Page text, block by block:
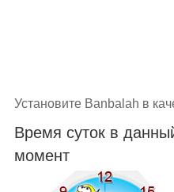
Установите Banbalah в
Время суток в
момент